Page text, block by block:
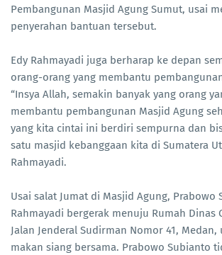
Pembangunan Masjid Agung Sumut, usai
penyerahan bantuan tersebut.
Edy Rahmayadi juga berharap ke depan
orang-orang yang membantu
“Insya Allah, semakin banyak yang orang
membantu pembangunan Masjid Agung
yang kita cintai ini berdiri sempurna dan
satu masjid kebanggaan kita di Sumatera
Rahmayadi.
Usai salat Jumat di Masjid Agung, Prabowo
Rahmayadi bergerak menuju Rumah Dinas
Jalan Jenderal Sudirman Nomor 41,
makan siang bersama. Prabowo Subianto